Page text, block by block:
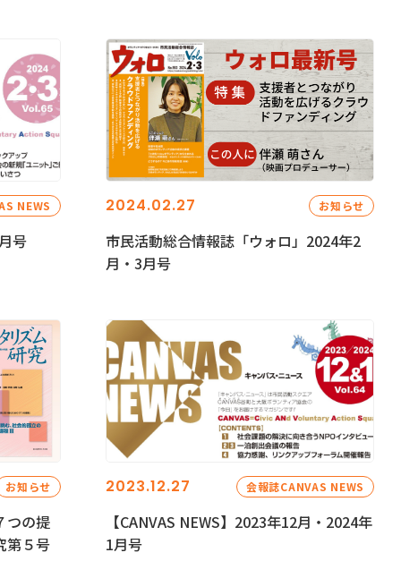
NEWS
号
2024.02.27 お知らせ
市民活動総合情報誌「ウォロ」2024年2
月・3月号
お知らせ
つの提
第５号
2023.12.27 会報誌CANVAS NEWS
【CANVAS NEWS】2023年12月・2024年
1月号